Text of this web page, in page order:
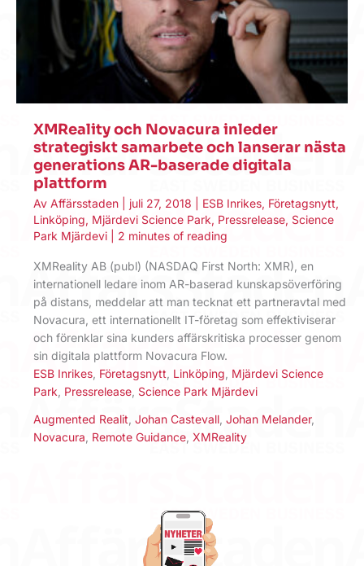
XMReality och Novacura inleder
strategiskt samarbete och lanserar nästa
generations AR-baserade digitala
plattform
Av Affärsstaden juli 27, 2018 ESB Inrikes, Företagsnytt,
Linköping, Mjärdevi Science Park, Pressrelease, Science
Park Mjärdevi
2 minutes of reading
XMReality AB (publ) (NASDAQ First North: XMR), en
internationell ledare inom AR-baserad kunskapsöverföring
på distans, meddelar att man tecknat ett partneravtal med
Novacura, ett internationellt IT-företag som effektiviserar
och förenklar sina kunders affärskritiska processer genom
sin digitala plattform Novacura Flow.
ESB Inrikes Företagsnytt Linköping Mjärdevi Science
Park Pressrelease Science Park Mjärdevi
Augmented Realit Johan Castevall Johan Melander,
Novacura Remote Guidance XMReality